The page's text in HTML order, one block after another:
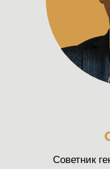
Советник